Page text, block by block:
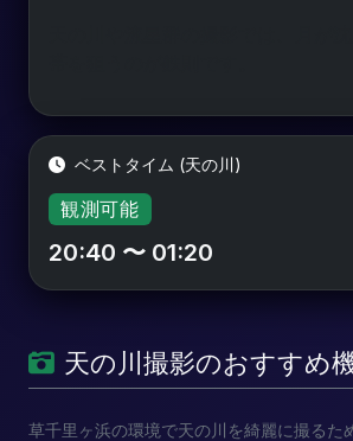
ベストタイム (天の川)
観測可能
20:40 〜 01:20
天の川撮影のおすすめ
草千里ヶ浜の環境で天の川を綺麗に撮るた